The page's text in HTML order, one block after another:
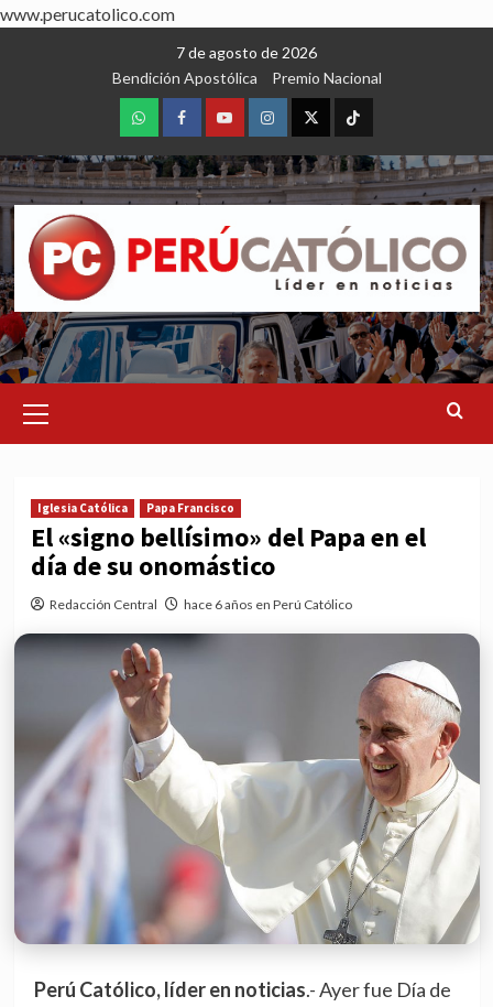
www.perucatolico.com
7 de agosto de 2026
Bendición Apostólica
Premio Nacional
WhatsAppFacebookYoutubeInstagram
X TikTok
Menu
Iglesia Católica Papa Francisco
El «signo bellísimo» del Papa en el
día de su onomástico
Redacción Central hace 6 años en Perú Católico
Perú Católico, líder en noticias.- Ayer fue Día de